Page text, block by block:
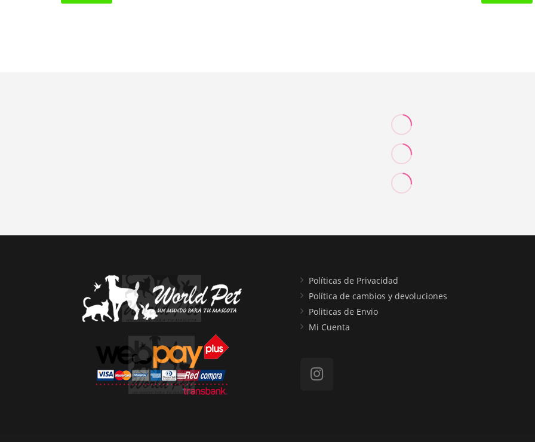
Políticas de Privacidad
Política de cambios y devoluciones
Politicas de Envio
Mi Cuenta